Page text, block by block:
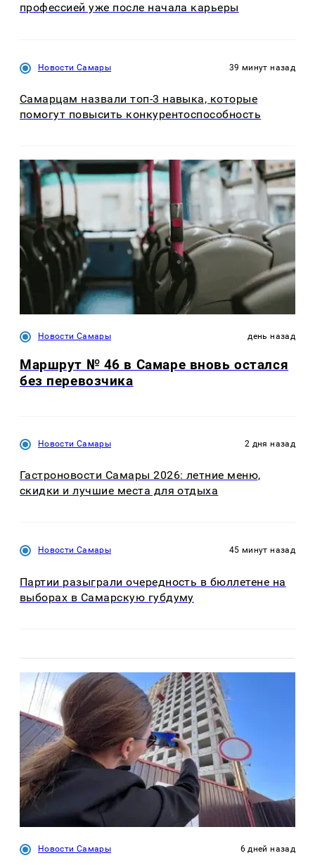
профессией уже после начала карьеры
Новости Самары 39 минут назад
Самарцам назвали топ-3 навыка, которые
помогут повысить конкурентоспособность
Новости Самары день назад
Маршрут № 46 в Самаре вновь остался
без перевозчика
Новости Самары 2 дня назад
Гастроновости Самары 2026: летние меню,
скидки и лучшие места для отдыха
Новости Самары 45 минут назад
Партии разыграли очередность в бюллетене на
выборах в Самарскую губдуму
Новости Самары 6 дней назад